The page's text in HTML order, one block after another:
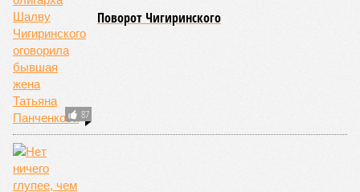
87
Поворот Чигиринского